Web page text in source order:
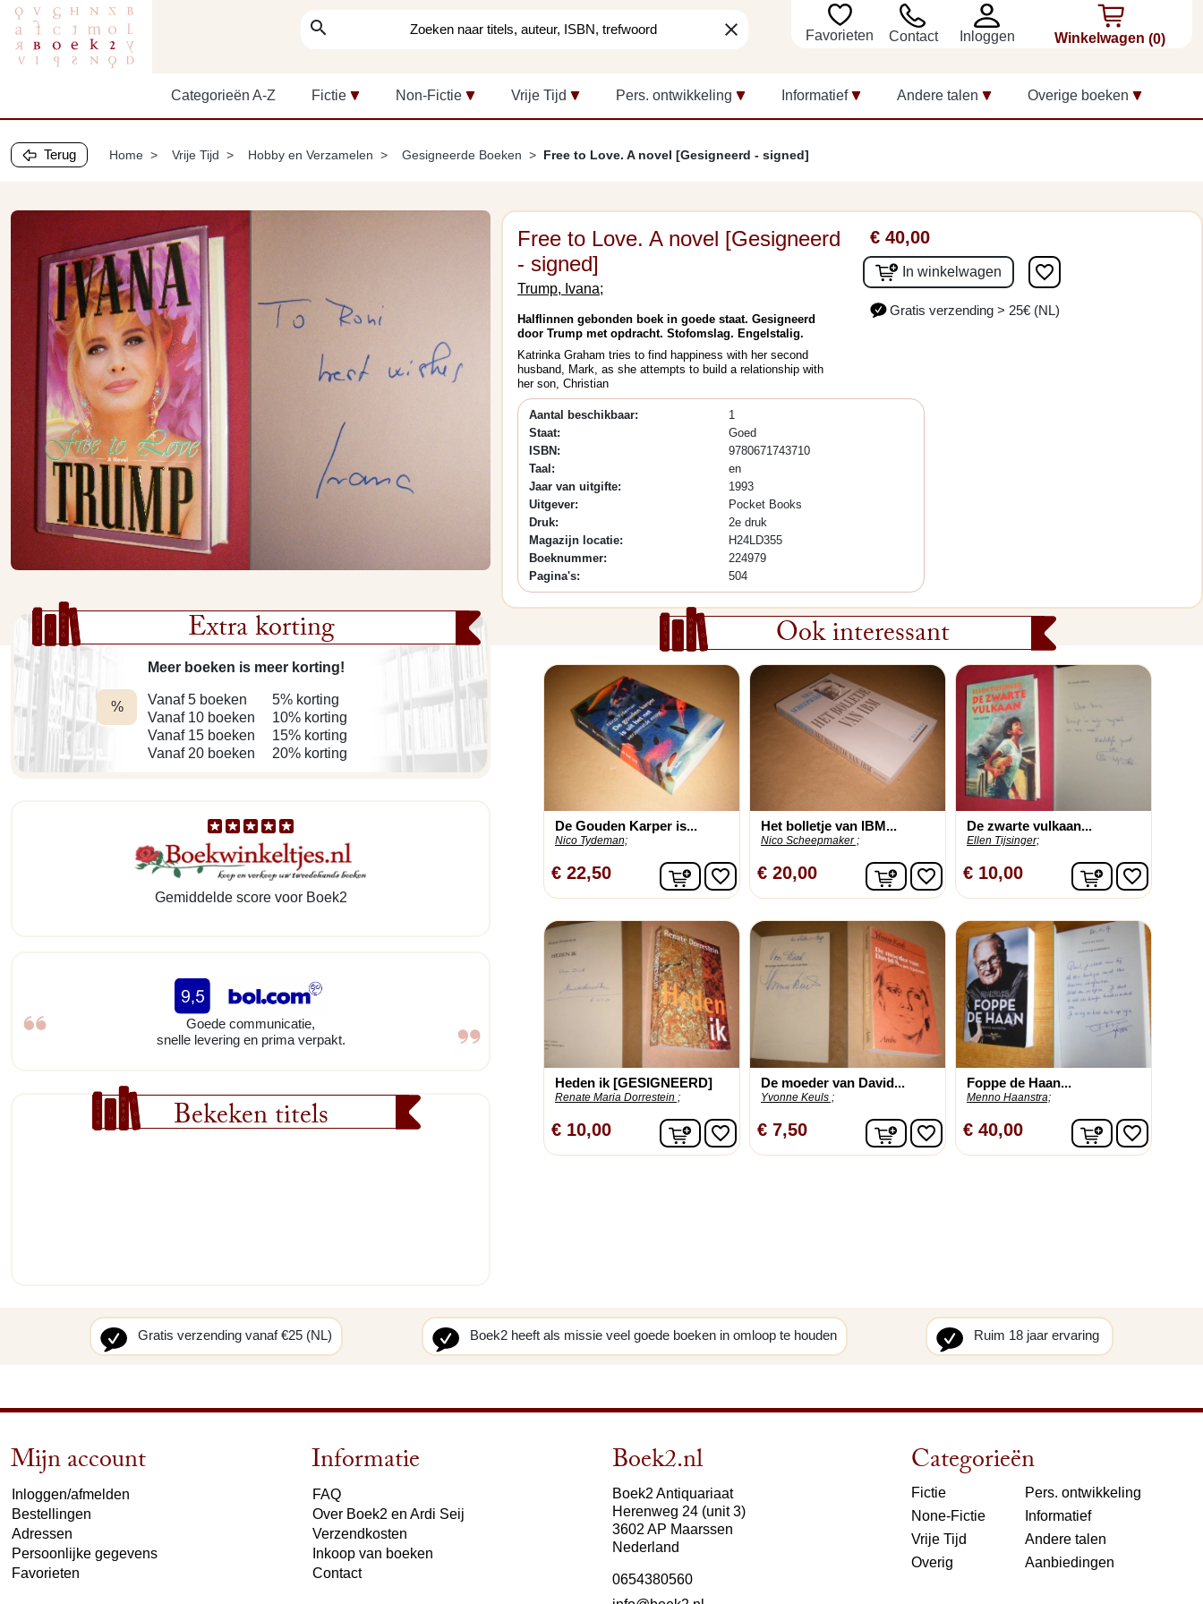
search clear Favorieten Contact Inloggen Winkelwagen (0)
Categorieën A-Z Fictie Non-Fictie Vrije Tijd Pers. ontwikkeling Informatief Andere talen Overige boeken
Terug Home Vrije Tijd Hobby en Verzamelen Gesigneerde Boeken Free to Love. A novel [Gesigneerd - signed]
Free to Love. A novel [Gesigneerd
- signed]
Trump, Ivana;
Halflinnen gebonden boek in goede staat. Gesigneerd
door Trump met opdracht. Stofomslag. Engelstalig.
Katrinka Graham tries to find happiness with her second
husband, Mark, as she attempts to build a relationship with
her son, Christian
€ 40,00
In winkelwagen favorite_border
Gratis verzending > 25€ (NL)
Aantal beschikbaar:
1
Staat:
Goed
ISBN:
9780671743710
Taal:
en
Jaar van uitgifte:
1993
Uitgever:
Pocket Books
Druk:
2e druk
Magazijn locatie:
H24LD355
Boeknummer:
224979
Pagina's:
504
Extra korting
%
Meer boeken is meer korting!
Vanaf 5 boeken
Vanaf 10 boeken
Vanaf 15 boeken
Vanaf 20 boeken
5% korting
10% korting
15% korting
20% korting
Gemiddelde score voor Boek2
Goede communicatie,
snelle levering en prima verpakt.
Bekeken titels
Ook interessant
De Gouden Karper is...
Nico Tydeman;
€ 22,50 In winkelwagen
favorite_border
Het bolletje van IBM...
Nico Scheepmaker ;
€ 20,00 In winkelwagen
favorite_border
De zwarte vulkaan...
Ellen Tijsinger;
€ 10,00 Infavorite_border
Heden ik [GESIGNEERD]
Renate Maria Dorrestein ;
€ 10,00 In winkelwagen
favorite_border
De moeder van David...
Yvonne Keuls ;
€ 7,50 In winkelwagen
favorite_border
Foppe de Haan...
Menno Haanstra;
€ 40,00 Infavorite_border
Gratis verzending vanaf €25 (NL) Boek2 heeft als missie veel goede boeken in omloop te houden Ruim 18 jaar ervaring
Mijn account
Inloggen/afmelden
Bestellingen
Adressen
Persoonlijke gegevens
Favorieten
Informatie
FAQ
Over Boek2 en Ardi Seij
Verzendkosten
Inkoop van boeken
Contact
Boek2.nl
Boek2 Antiquariaat
Herenweg 24 (unit 3)
3602 AP Maarssen
Nederland
0654380560
Categorieën
Fictie
None-Fictie
Vrije Tijd
Overig
Pers. ontwikkeling
Informatief
Andere talen
Aanbiedingen